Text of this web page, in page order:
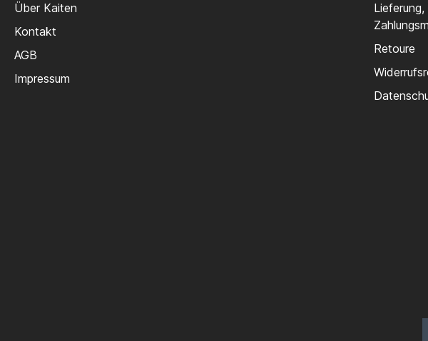
Über Kaiten
Kontakt
AGB
Impressum
Retoure